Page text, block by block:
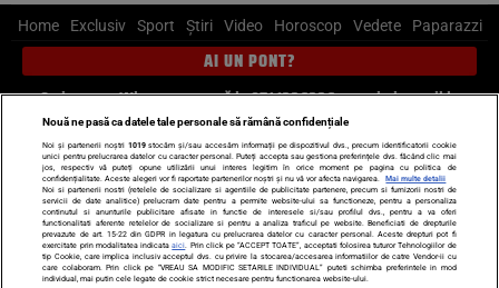
Home Exclusiv Sport Știri Video Horoscop Vedete Paparazzi
AI UN PONT?
Scrie-ne pe Whatsapp, sună la 0741226226 sau trimite mail la
pont@cancan.ro
Știri interne Știri externe
Politică
Ultimele stiri
Diete Insula Iubirii Dictionar de vise
LIFE STYLE
Horoscop
Echipa editorială
Termeni si condiții Politica de confidențialitate
Nouă ne pasă ca datele tale personale să rămână confidențiale
Noi și partenerii noștri 1019stocăm și/sau accesăm informații pe dispozitivul dvs., precum identificatorii cookie
unici pentru prelucrarea datelor cu caracter personal. Puteți accepta sau gestiona preferințele dvs. făcând clic mai
jos, respectiv vă puteți opune utilizării unui interes legitim în orice moment pe pagina cu politica de
confidențialitate. Aceste alegeri vor fi raportate partenerilor noștri și nu vă vor afecta navigarea.
Mai multe detalii
Noi si partenerii nostri (retelele de socializare si agentiile de publicitate partenere, precum si furnizorii nostri de
servicii de date analitice) prelucram date pentru a permite website-ului sa functioneze, pentru a personaliza
continutul si anunturile publicitare afisate in functie de interesele si/sau profilul dvs., pentru a va oferi
functionalitati aferente retelelor de socializare si pentru a analiza traficul pe website. Beneficiati de drepturile
prevazute de art. 15-22 din GDPR in legatura cu prelucrarea datelor cu caracter personal. Aceste drepturi pot fi
exercitate prin modalitatea indicataaici . Prin click pe “ACCEPT TOATE”, acceptati folosirea tuturor Tehnologiilor de
tip Cookie, care implica inclusiv acceptul dvs. cu privire la stocarea/accesarea informatiilor de catre Vendor-ii cu
care colaboram. Prin click pe “VREAU SA MODIFIC SETARILE INDIVIDUAL” puteti schimba preferintele in mod
individual, mai putin cele legate de cookie strict necesare pentru functionarea website-ului.